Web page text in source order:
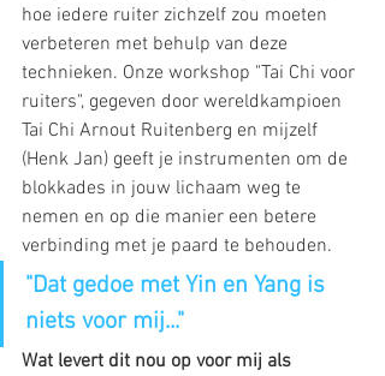
hoe iedere ruiter zichzelf zou moeten
verbeteren met behulp van deze
technieken. Onze workshop "Tai Chi voor
ruiters", gegeven door wereldkampioen
Tai Chi Arnout Ruitenberg en mijzelf
(Henk Jan) geeft je instrumenten om de
blokkades in jouw lichaam weg te
nemen en op die manier een betere
verbinding met je paard te behouden.
"Dat gedoe met Yin en Yang is
niets voor mij..."
Wat levert dit nou op voor mij als